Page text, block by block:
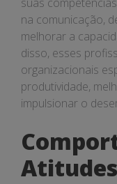
na comunicação,
melhorar a
disso, esses
organizacionais
produtividade,
impulsionar o
Atitudes